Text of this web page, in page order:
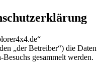
„der Betreiber“) die Daten
gesammelt werden.